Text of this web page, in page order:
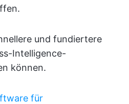
und fundiertere
Intelligence-
können.
für